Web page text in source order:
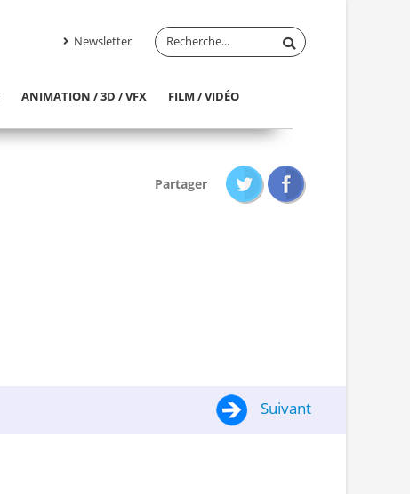
Newsletter
ANIMATION / 3D / VFX FILM / VIDÉO
Partager
Suivant